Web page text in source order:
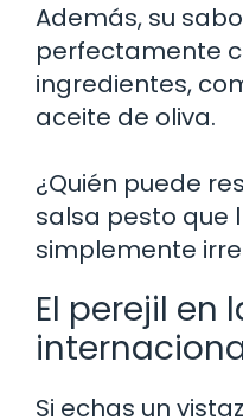
Además, su
perfectamente
ingredientes,
aceite de oliva.
¿Quién puede
salsa pesto que
simplemente
El perejil en
Si echas un